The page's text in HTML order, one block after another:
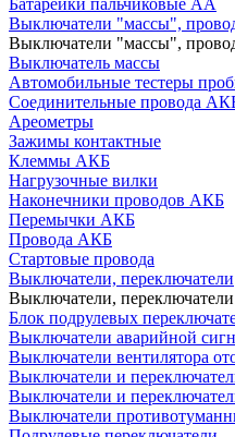
Батарейки пальчиковые АА
Выключатели "массы",
Выключатели "массы",
Выключатель массы
Автомобильные тестеры
Соединительные провода
Ареометры
Зажимы контактные
Клеммы АКБ
Нагрузочные вилки
Наконечники проводов АКБ
Перемычки АКБ
Провода АКБ
Стартовые провода
Выключатели, переключатели
Выключатели, переключатели
Блок подрулевых
Выключатели аварийной
Выключатели вентилятора
Выключатели и
Выключатели и
Выключатели